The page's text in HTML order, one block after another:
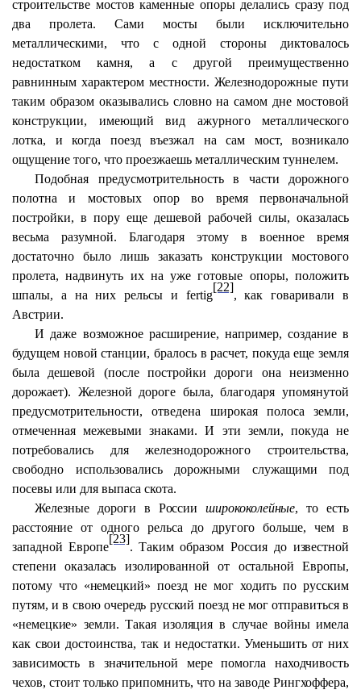
строительстве мостов каменные опоры делались сразу под
два пролета. Сами мосты были исключительно
металлическими, что с одной стороны диктовалось
недостатком камня, а с другой преимущественно
равнинным характером местности. Железнодорожные пути
таким образом оказывались словно на самом дне мостовой
конструкции, имеющий вид ажурного металлического
лотка, и когда поезд въезжал на сам мост, возникало
ощущение того, что проезжаешь металлическим туннелем.
Подобная предусмотрительность в части дорожного
полотна и мостовых опор во время первоначальной
постройки, в пору еще дешевой рабочей силы, оказалась
весьма разумной. Благодаря этому в военное время
достаточно было лишь заказать конструкции мостового
пролета, надвинуть их на уже готовые опоры, положить
шпалы, а на них рельсы и fertig
[22]
, как говаривали в
Австрии.
И даже возможное расширение, например, создание в
будущем новой станции, бралось в расчет, покуда еще земля
была дешевой (после постройки дороги она неизменно
дорожает). Железной дороге была, благодаря упомянутой
предусмотрительности, отведена широкая полоса земли,
отмеченная межевыми знаками. И эти земли, покуда не
потребовались для железнодорожного строительства,
свободно использовались дорожными служащими под
посевы или для выпаса скота.
Железные дороги в Россииширококолейные, то есть
расстояние от одного рельса до другого больше, чем в
западной Европе
[23]
. Таким образом Россия до известной
степени оказалась изолированной от остальной Европы,
потому что «немецкий» поезд не мог ходить по русским
путям, и в свою очередь русский поезд не мог отправиться в
«немецкие» земли. Такая изоляция в случае войны имела
как свои достоинства, так и недостатки. Уменьшить от них
зависимость в значительной мере помогла находчивость
чехов, стоит только припомнить, что на заводе Рингхоффера,